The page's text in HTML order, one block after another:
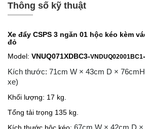
Thông số kỹ thuật
Xe đẩy CSPS 3 ngăn 01 hộc kéo kèm
đỏ
Model: VNUQ071XDBC3-VNDUQ02001BC1-
Kích thước: 71cm W × 43cm D ×
xe)
Khối lượng: 17 kg.
Tổng tải trọng 135 kg.